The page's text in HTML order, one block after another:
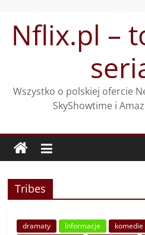
treściNflix.pl –
Wszystko o polskiej ofercie
SkyShowtime i
Tribes
dramaty Informacje komedie